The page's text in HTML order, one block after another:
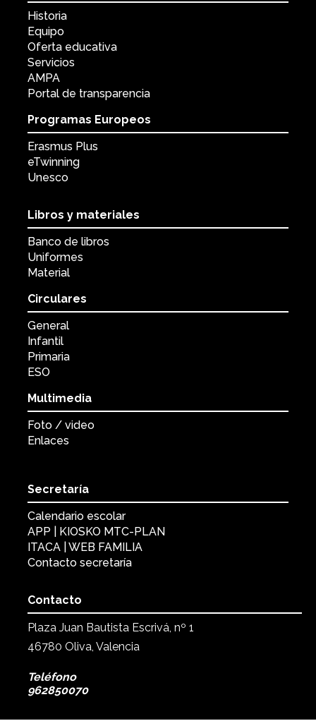
Historia
Equipo
Oferta educativa
Servicios
AMPA
Portal de transparencia
Programas Europeos
Erasmus Plus
eTwinning
Unesco
Libros y materiales
Banco de libros
Uniformes
Material
Circulares
General
Infantil
Primaria
ESO
Multimedia
Foto / video
Enlaces
Secretaría
Calendario escolar
APP | KIOSKO MTC-PLAN
ITACA | WEB FAMILIA
Contacto secretaría
Contacto
Plaza Juan Bautista Escrivá, nº 1
46780 Oliva, Valencia
Teléfono
962850070